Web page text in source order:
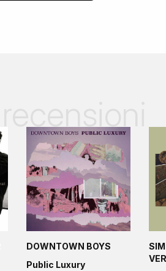
DOWNTOWN BOYS
Public Luxury